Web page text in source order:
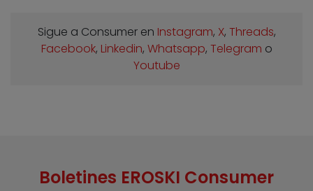
Sigue a Consumer en Instagram, X, Threads,
Facebook, Linkedin, Whatsapp, Telegram o
Youtube
Boletines EROSKI Consumer